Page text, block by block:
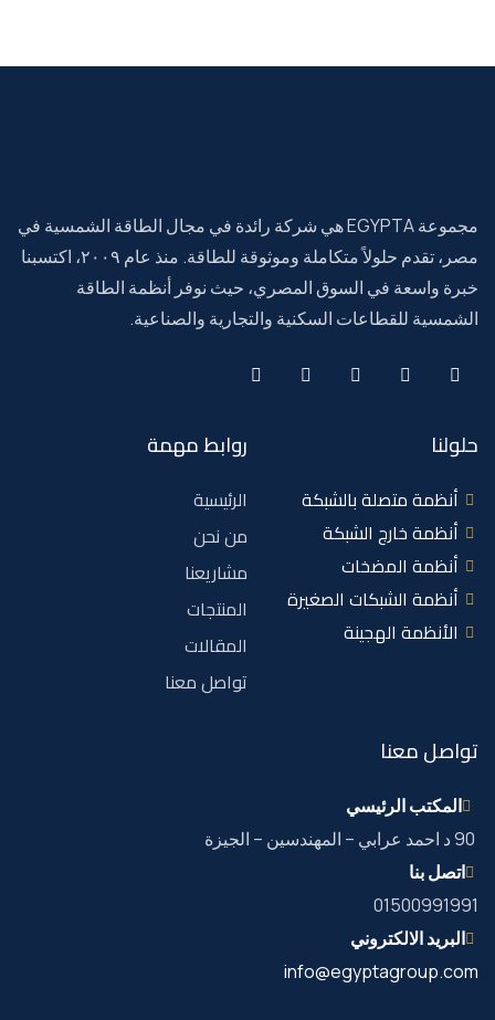
مجموعة EGYPTA هي شركة رائدة في مجال الطاقة الشمسية في
مصر، تقدم حلولاً متكاملة وموثوقة للطاقة. منذ عام ٢٠٠٩، اكتسبنا
خبرة واسعة في السوق المصري، حيث نوفر أنظمة الطاقة
الشمسية للقطاعات السكنية والتجارية والصناعية.
حلولنا
أنظمة متصلة بالشبكة
أنظمة خارج الشبكة
أنظمة المضخات
أنظمة الشبكات الصغيرة
الأنظمة الهجينة
روابط مهمة
الرئيسية
من نحن
مشاريعنا
المنتجات
المقالات
تواصل معنا
تواصل معنا
المكتب الرئيسي
اتصل بنا
01500991991
البريد الالكتروني
info@egyptagroup.com